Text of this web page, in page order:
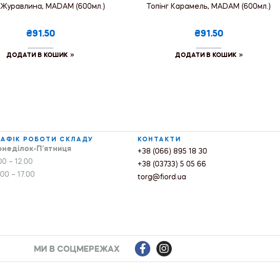
Журавлина, MADAM (600мл.)
₴91.50
ДОДАТИ В КОШИК
Топінг Карамель, MADAM (600мл.)
₴91.50
ДОДАТИ В КОШИК
РОБОТИ СКЛАДУ
П’ятниця
– 12.00
– 17.00
КОНТАКТИ
+38 (066) 895 18 30
+38 (03733) 5 05 66
torg@fiord.ua
МИ В СОЦМЕРЕЖАХ